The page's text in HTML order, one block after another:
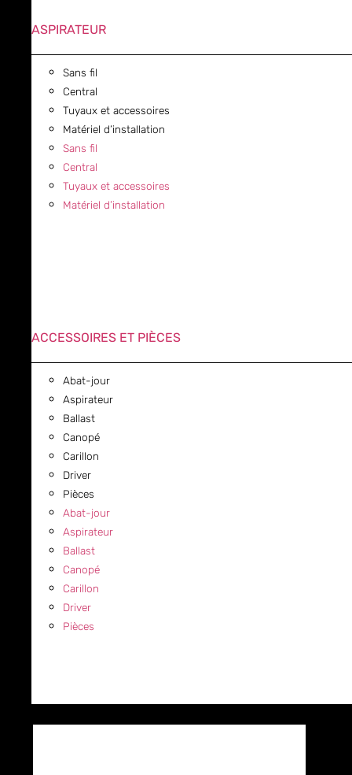
ASPIRATEUR
Sans fil
Central
Tuyaux et accessoires
Matériel d’installation
Sans fil
Central
Tuyaux et accessoires
Matériel d’installation
ACCESSOIRES ET PIÈCES
Abat-jour
Aspirateur
Ballast
Canopé
Carillon
Driver
Pièces
Abat-jour
Aspirateur
Ballast
Canopé
Carillon
Driver
Pièces